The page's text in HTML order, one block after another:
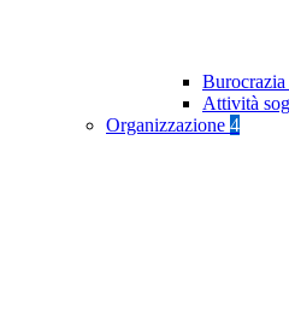
Burocrazia
Attività
Organizzazione 4